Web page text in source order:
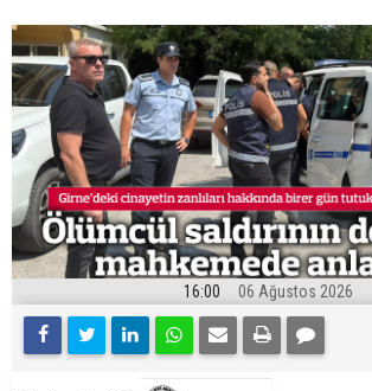
16:00 06 Ağustos 2026